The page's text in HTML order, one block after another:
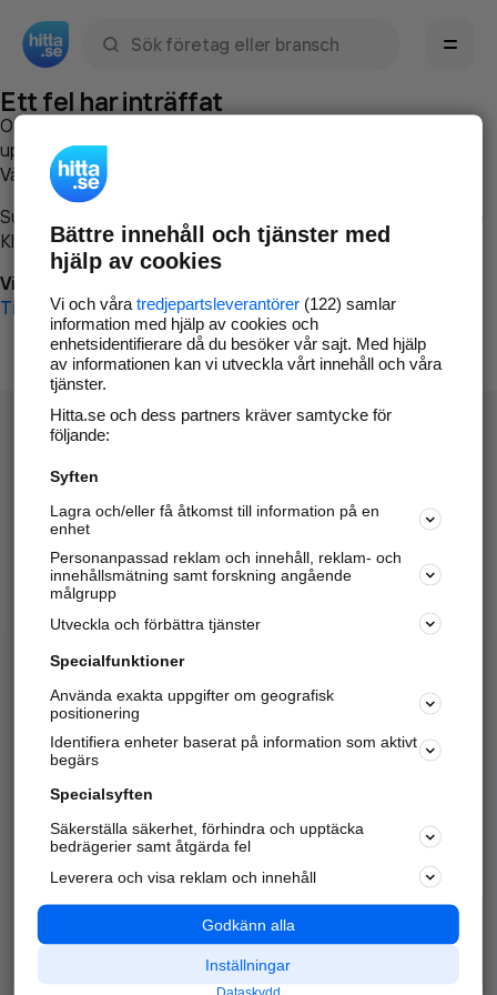
Ett fel har inträffat
Om du vill kan du
uppstod så att vi lättare och snabbare kan avhjälpa det.
Vänligen försök med följande:
Surfa till
Klicka påTillbaka-knappen i webbläsaren och försök igen
Vi beklagar besväret!
Till startsidan
Hitta.se - Gratis nummerupplysning.
Sök företag, personer och platser.
Hitta telefonnummer, adresser, företagsinfo mm.
Marknadsför företaget
Kom igång och annonsera mot
samarbetspartners nära dig.
Alla kategorier
Populära sökningar
API & Kartor
Annonsera
Integritet
Nödnummer
Bättre innehåll och tjänster med
hjälp av cookies
Vi och våra tredjepartsleverantörer(122) samlar
information med hjälp av cookies och
enhetsidentifierare då du besöker vår sajt. Med hjälp
av informationen kan vi utveckla vårt innehåll och våra
tjänster.
Hitta.se och dess partners kräver samtycke för
följande:
Syften
Lagra och/eller få åtkomst till information på en
enhet
Personanpassad reklam och innehåll, reklam- och
innehållsmätning samt forskning angående
målgrupp
Utveckla och förbättra tjänster
Specialfunktioner
Använda exakta uppgifter om geografisk
positionering
Identifiera enheter baserat på information som aktivt
begärs
Specialsyften
Säkerställa säkerhet, förhindra och upptäcka
bedrägerier samt åtgärda fel
Leverera och visa reklam och innehåll
Godkänn alla
Inställningar
Dataskydd